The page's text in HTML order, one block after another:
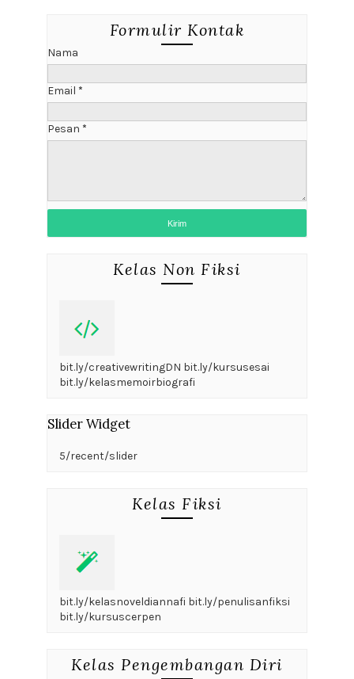
Formulir Kontak
Nama
Email *
Pesan *
Kelas Non Fiksi
bit.ly/creativewritingDN bit.ly/kursusesai
bit.ly/kelasmemoirbiografi
Slider Widget
5/recent/slider
Kelas Fiksi
bit.ly/kelasnoveldiannafi bit.ly/penulisanfiksi
bit.ly/kursuscerpen
Kelas Pengembangan Diri